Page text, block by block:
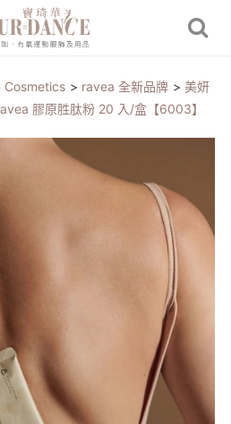
Cosmetics > ravea 全新品牌 > 美妍
膠原胜肽粉 20 入/盒【6003】